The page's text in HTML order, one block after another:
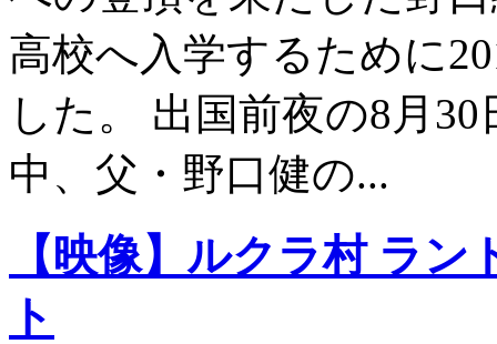
高校へ入学するために
した。 出国前夜の8月
中、父・野口健の...
【映像】ルクラ村 ラ
ト